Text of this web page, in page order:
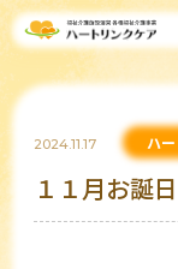
2024.11.17 ハ
１１月お誕